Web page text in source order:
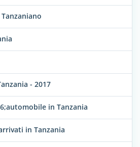
- 2017
in Tanzania
in Tanzania